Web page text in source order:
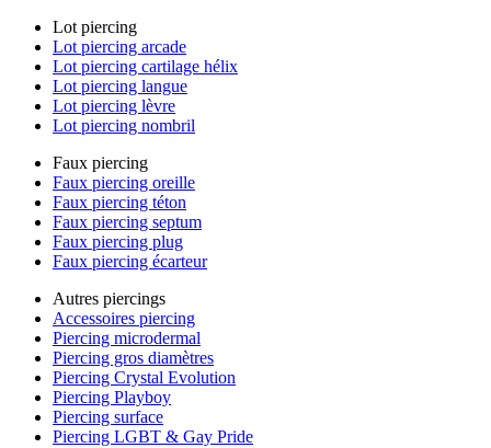
Lot piercing
Lot piercing arcade
Lot piercing cartilage hélix
Lot piercing langue
Lot piercing lèvre
Lot piercing nombril
Faux piercing
Faux piercing oreille
Faux piercing téton
Faux piercing septum
Faux piercing plug
Faux piercing écarteur
Autres piercings
Accessoires piercing
Piercing microdermal
Piercing gros diamètres
Piercing Crystal Evolution
Piercing Playboy
Piercing surface
Piercing LGBT & Gay Pride